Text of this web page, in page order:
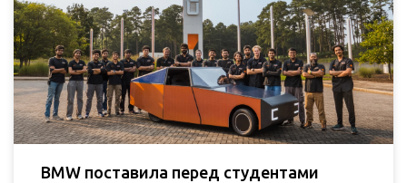
BMW поставила перед студентами